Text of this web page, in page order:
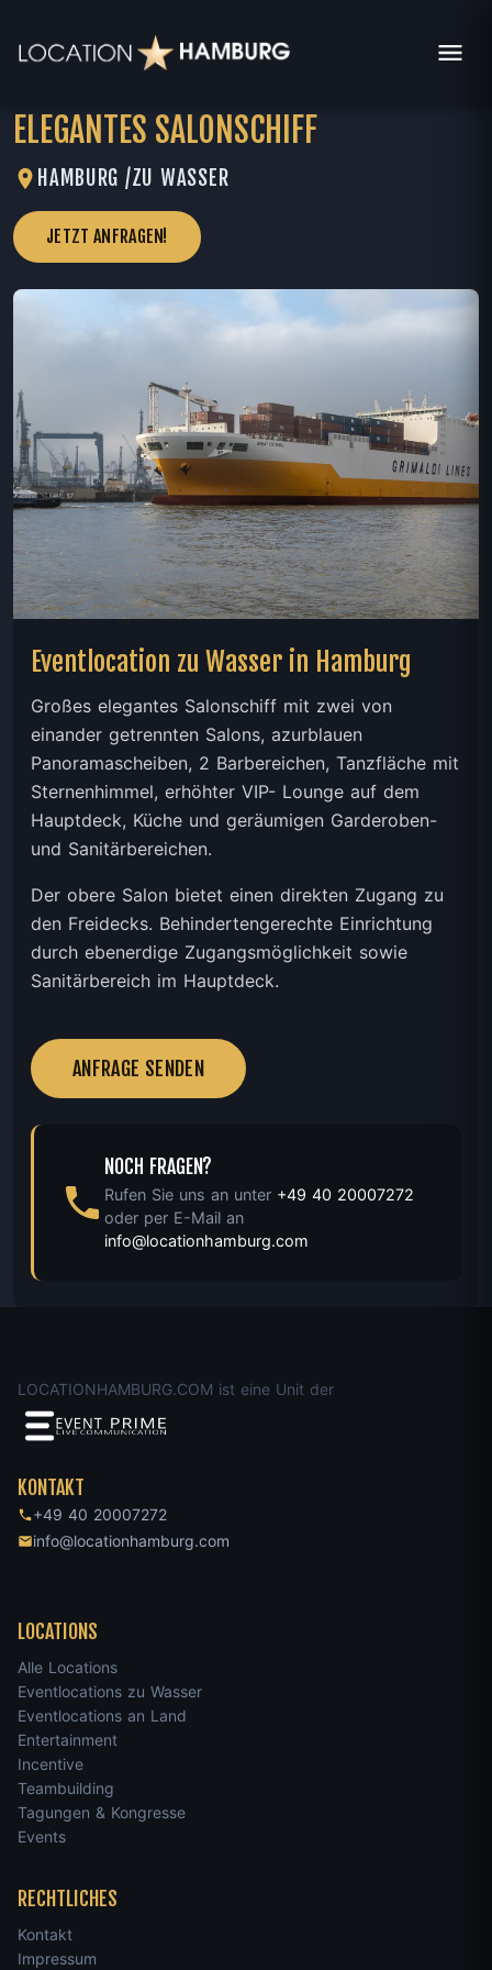
ELEGANTES SALONSCHIFF
HAMBURG /ZU WASSER
JETZT ANFRAGEN!
Eventlocation zu Wasser in Hamburg
Großes elegantes Salonschiff mit zwei von
einander getrennten Salons, azurblauen
Panoramascheiben, 2 Barbereichen, Tanzfläche mit
Sternenhimmel, erhöhter VIP- Lounge auf dem
Hauptdeck, Küche und geräumigen Garderoben-
und Sanitärbereichen.
Der obere Salon bietet einen direkten Zugang zu
den Freidecks. Behindertengerechte Einrichtung
durch ebenerdige Zugangsmöglichkeit sowie
Sanitärbereich im Hauptdeck.
ANFRAGE SENDEN
NOCH FRAGEN?
Rufen Sie uns an unter +49 40 20007272
oder per E-Mail an
info@locationhamburg.com
LOCATIONHAMBURG.COM ist eine Unit der
KONTAKT
+49 40 20007272
info@locationhamburg.com
LOCATIONS
Alle Locations
Eventlocations zu Wasser
Eventlocations an Land
Entertainment
Incentive
Teambuilding
Tagungen & Kongresse
Events
RECHTLICHES
Kontakt
Impressum